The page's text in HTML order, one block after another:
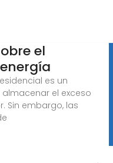
el
es un
el exceso
Sin embargo, las